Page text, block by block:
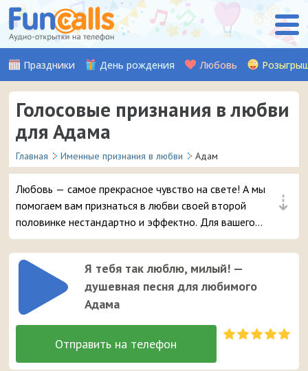
Праздники День рождения Любовь
Голосовые признания в любви
для Адама
Главная Именные признания в любви Адам
⇣
Любовь — самое прекрасное чувство на свете! А мы
помогаем вам признаться в любви своей второй
половинке нестандартно и эффектно. Для вашего
мужчины Адама мы записали множество красивых
музыкальных и аудио признаний, стихов, а также
шуточных признаний от Путина (хит!). Выберите
понравившуюся аудио-открытку и уже через пару
мгновений она придет на телефон вашему любимому
неизвестного номера вызывает улыбку у вашего
Я тебя так люблю, милый! —
душевная песня для любимого
Адама